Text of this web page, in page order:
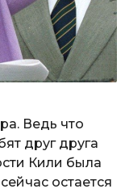
Ведь что
друг друга
Кили была
остается